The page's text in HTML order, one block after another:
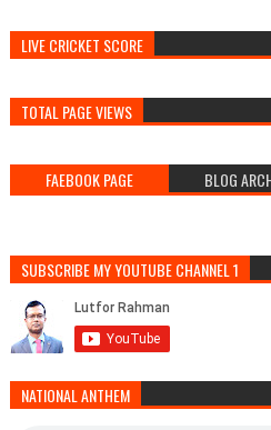
LIVE CRICKET SCORE
TOTAL PAGE VIEWS
FAEBOOK PAGE BLOG
SUBSCRIBE MY YOUTUBE CHANNEL 1
NATIONAL ANTHEM